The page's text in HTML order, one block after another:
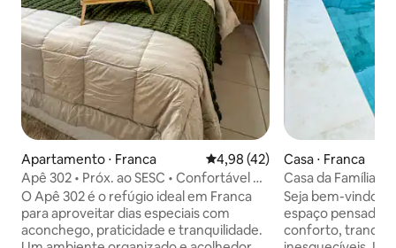
Apartamento ⋅ Franca 4,98 de uma avaliação média
4,98 (42)
Apê 302 • Próx. ao SESC • Confortável e
Completo
O Apê 302 é o refúgio ideal em Franca
para aproveitar dias especiais com
aconchego, praticidade e tranquilidade.
Casa ⋅ Franca
Casa da Família
Seja bem-vindo à
espaço pensado
conforto,